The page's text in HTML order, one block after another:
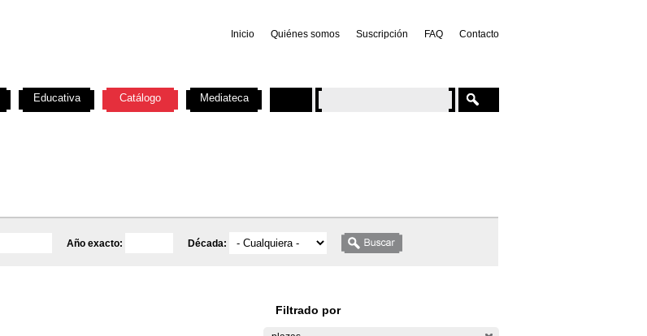
Inicio Quiénes somos Suscripción FAQ Contacto
Año exacto: Década:
Filtrado por
Educativa Catálogo Mediateca